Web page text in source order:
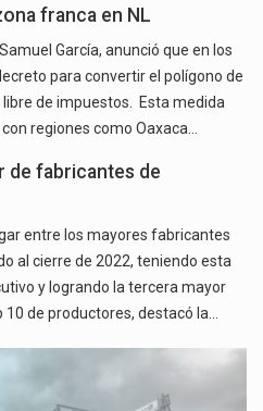
franca en NL
García, anunció que en los
para convertir el polígono de
de impuestos. Esta medida
regiones como Oaxaca…
de fabricantes de
entre los mayores fabricantes
al cierre de 2022, teniendo esta
y logrando la tercera mayor
de productores, destacó la…